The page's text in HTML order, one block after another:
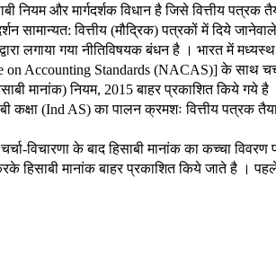
नियम और मार्गदर्शक विधान है जिसे वित्तीय
सामान्यत: वित्तीय (मौद्रिक) पत्रकों में दिये
लगाया गया नीतिविषयक बंधन है । भारत में
on Accounting Standards (NACAS)] के साथ
मानांक) नियम, 2015 बाहर प्रकाशित किये
कक्षा (Ind AS) का पालन क्रमशः वित्तीय पत्रक
विचारणा के बाद हिसाबी मानांक का कच्चा
हिसाबी मानांक बाहर प्रकाशित किये जाते है ।